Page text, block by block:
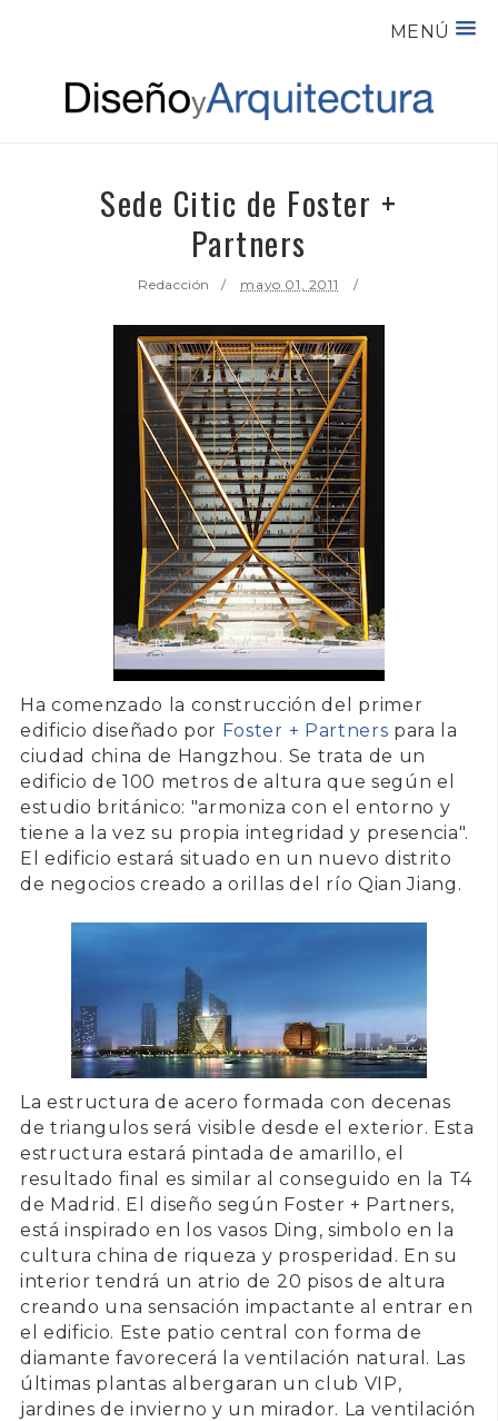
MENÚ
Sede Citic de Foster +
Partners
Redacción mayo 01, 2011
Ha comenzado la construcción del primer
edificio diseñado por Foster + Partners para la
ciudad china de Hangzhou . Se trata de un
edificio de 100 metros de altura que según el
estudio británico: "armoniza con el entorno y
tiene a la vez su propia integridad y presencia".
El edificio estará situado en un nuevo distrito
de negocios creado a orillas del río Qian Jiang .
La estructura de acero formada con decenas
de triangulos será visible desde el exterior. Esta
estructura estará pintada de amarillo, el
resultado final es similar al conseguido en la T4
de Madrid. El diseño según Foster + Partners,
está inspirado en los vasos Ding, simbolo en la
cultura china de riqueza y prosperidad. En su
interior tendrá un atrio de 20 pisos de altura
creando una sensación impactante al entrar en
el edificio. Este patio central con forma de
diamante favorecerá la ventilación natural . Las
últimas plantas albergaran un club VIP,
jardines de invierno y un mirador. La ventilación